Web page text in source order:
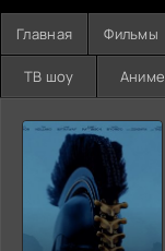
Главная Фильмы
ТВ шоу Аниме